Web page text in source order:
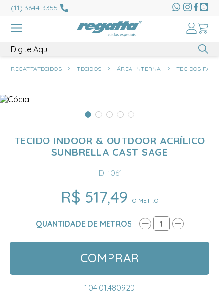
(11) 3644-3355
REGATTATECIDOS TECIDOS ÁREA INTERNA TECIDOS
TECIDO INDOOR & OUTDOOR ACRÍLICO
SUNBRELLA CAST SAGE
ID: 1061
R$ 517,49 O METRO
QUANTIDADE DE METROS 1
COMPRAR
1.04.01.480920